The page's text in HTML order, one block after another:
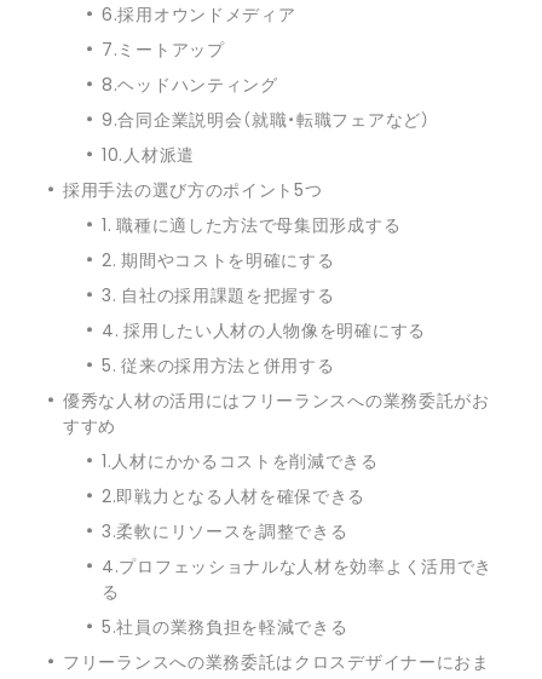
6.採用オウンドメディア
7.ミートアップ
8.ヘッドハンティング
9.合同企業説明会（就職・転職フェアなど）
10.人材派遣
採用手法の選び方のポイント5つ
1. 職種に適した方法で母集団形成する
2. 期間やコストを明確にする
3. 自社の採用課題を把握する
4. 採用したい人材の人物像を明確にする
5. 従来の採用方法と併用する
優秀な人材の活用にはフリーランスへの業務委託がお
すすめ
1.人材にかかるコストを削減できる
2.即戦力となる人材を確保できる
3.柔軟にリソースを調整できる
4.プロフェッショナルな人材を効率よく活用でき
る
5.社員の業務負担を軽減できる
フリーランスへの業務委託はクロスデザイナーにおま